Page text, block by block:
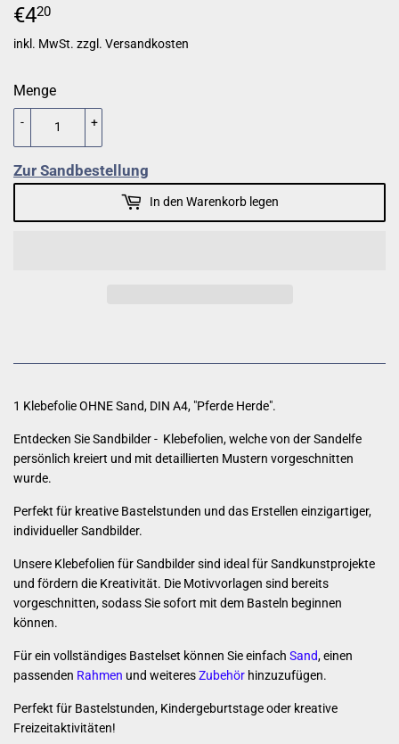
€420
inkl. MwSt. zzgl. Versandkosten
Menge
+
-
Zur Sandbestellung
In den Warenkorb legen
1 Klebefolie OHNE Sand, DIN A4, "Pferde Herde".
Entdecken Sie Sandbilder - Klebefolien, welche von der Sandelfe
persönlich kreiert und mit detaillierten Mustern vorgeschnitten
wurde.
Perfekt für kreative Bastelstunden und das Erstellen einzigartiger,
individueller Sandbilder.
Unsere Klebefolien für Sandbilder sind ideal für Sandkunstprojekte
und fördern die Kreativität. Die Motivvorlagen sind bereits
vorgeschnitten, sodass Sie sofort mit dem Basteln beginnen
können.
Für ein vollständiges Bastelset können Sie einfach Sand,einen
passenden Rahmen und weiteresZubehör hinzuzufügen.
Perfekt für Bastelstunden, Kindergeburtstage oder kreative
Freizeitaktivitäten!